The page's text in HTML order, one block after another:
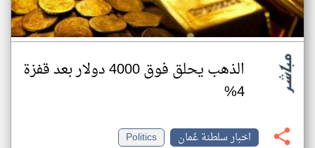
الذهب يحلق فوق 4000 دولار بعد قفزة
4%
اخبار سلطنة عُمان
Politics